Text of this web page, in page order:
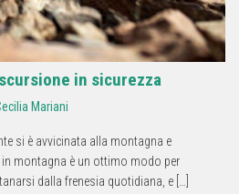
in sicurezza
Mariani
si è avvicinata alla montagna e
montagna è un ottimo modo per
dalla frenesia quotidiana, e […]